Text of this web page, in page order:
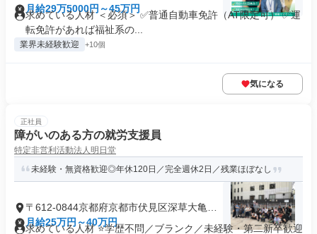
月給29万5000円～45万円
求めている人材 ＜必須＞ ✅普通自動車免許（AT限定可） ✅運
転免許があれば福祉系の...
業界未経験歓迎 +10個
気になる
正社員
障がいのある方の就労支援員
特定非営利活動法人明日堂
未経験・無資格歓迎◎年休120日／完全週休2日／残業ほぼなし
〒612-0844京都府京都市伏見区深草大亀谷
東古御香町
月給25万円～40万円
求めている人材 ⭐学歴不問／ブランク／未経験・第二新卒歓迎